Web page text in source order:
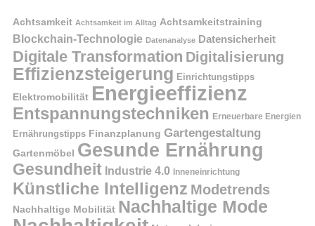
Achtsamkeit Achtsamkeit im Alltag Achtsamkeitstraining
Blockchain-Technologie Datenanalyse Datensicherheit
Digitale Transformation Digitalisierung
Effizienzsteigerung Einrichtungstipps
Elektromobilität Energieeffizienz
Entspannungstechniken Erneuerbare Energien
Ernährungstipps Finanzplanung Gartengestaltung
Gartenmöbel Gesunde Ernährung
Gesundheit Industrie 4.0 Inneneinrichtung
Künstliche Intelligenz Modetrends
Nachhaltige Mobilität Nachhaltige Mode